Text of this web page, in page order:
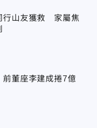
行山友獲救 家屬焦
前董座李建成捲7億